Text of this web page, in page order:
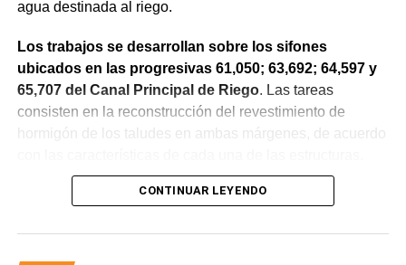
agua destinada al riego.
Los trabajos se desarrollan sobre los sifones
ubicados en las progresivas 61,050; 63,692; 64,597 y
65,707 del Canal Principal de Riego. Las tareas
consisten en la reconstrucción del revestimiento de
hormigón de los taludes en ambas márgenes, de acuerdo
La obra incluye la demolición de losas deterioradas, la
requieren, la ejecución de un nuevo revestimiento de
hormigón reforzado con malla de acero y el sellado de
CONTINUAR LEYENDO